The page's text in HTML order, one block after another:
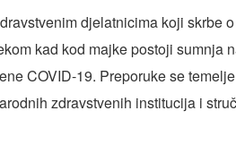
djelatnicima koji skrbe
kad kod majke postoji sumnja
COVID-19. Preporuke se
zdravstvenih institucija i